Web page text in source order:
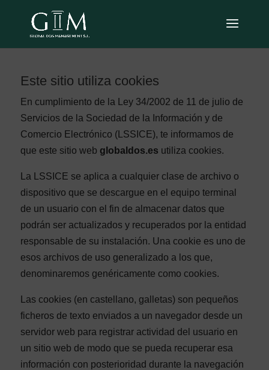
Este sitio utiliza cookies
En cumplimiento de la Ley 34/2002 de 11 de julio de
Servicios de la Sociedad de la Información y de
Comercio Electrónico (LSSICE), te informamos de
que este sitio web globaldos.es utiliza cookies.
La LSSICE se aplica a cualquier clase de archivo o
dispositivo que se descargue en el equipo terminal
de un usuario con el fin de almacenar datos que
podrán ser actualizados y recuperados por la entidad
responsable de su instalación. Una cookie es uno de
esos archivos de uso generalizado a los que,
denominaremos genéricamente como cookies.
Las cookies (en castellano, galletas) son pequeños
ficheros de texto enviados a un navegador desde un
servidor web para registrar actividad del usuario en
un sitio web de modo que se pueda recuperar esa
información con posterioridad durante la navegación